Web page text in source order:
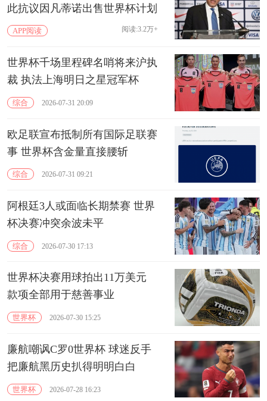
此抗议因凡蒂诺出售世界杯计划
APP阅读 阅读:3.2万+
世界杯千场里程碑名哨将来沪执
裁 执法上海明日之星冠军杯
综合 2026-07-31 20:09
欧足联宣布抵制所有国际足联赛
事 世界杯含金量直接腰斩
综合 2026-07-31 09:21
阿根廷3人或面临长期禁赛 世界
杯决赛冲突余波未平
综合 2026-07-30 17:13
世界杯决赛用球拍出11万美元
款项全部用于慈善事业
世界杯 2026-07-30 15:25
廉航嘲讽C罗0世界杯 球迷反手
把廉航黑历史扒得明明白白
世界杯 2026-07-28 16:23